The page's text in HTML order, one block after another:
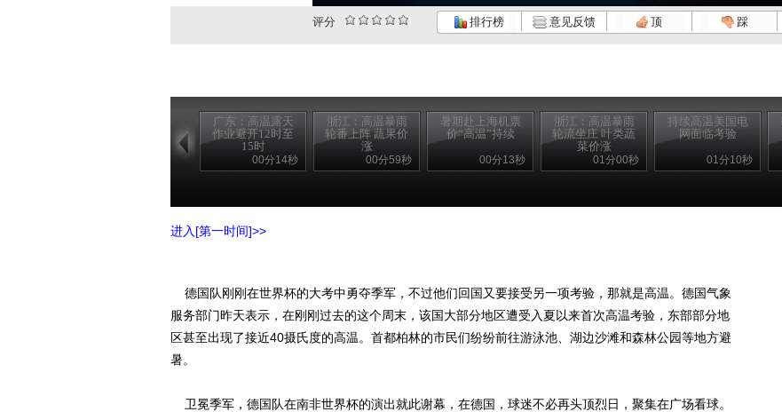
评分 排行榜 意见反馈 顶 踩
广东：高温露天
作业避开12时至
15时
00分14秒
浙江：高温暴雨
轮番上阵 蔬果价
涨
00分59秒
暑期赴上海机票
价“高温”持续
00分13秒
浙江：高温暴雨
轮流坐庄 叶类蔬
菜价涨
01分00秒
持续高温美国电
网面临考验
01分10秒
进入[第一时间]>>
德国队刚刚在世界杯的大考中勇夺季军，不过他们回国又要接受另一项考验，那就是高温。德国气象
服务部门昨天表示，在刚刚过去的这个周末，该国大部分地区遭受入夏以来首次高温考验，东部部分地
区甚至出现了接近40摄氏度的高温。首都柏林的市民们纷纷前往游泳池、湖边沙滩和森林公园等地方避
暑。
卫冕季军，德国队在南非世界杯的演出就此谢幕，在德国，球迷不必再头顶烈日，聚集在广场看球。